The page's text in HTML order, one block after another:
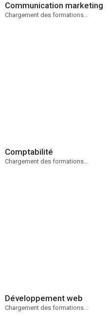
Communication marketing
Chargement des formations...
Comptabilité
Chargement des formations...
Développement web
Chargement des formations...